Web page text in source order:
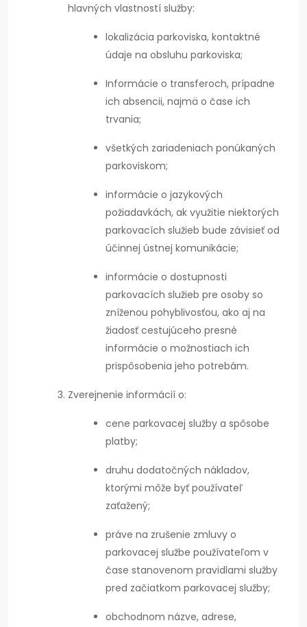
hlavných vlastností služby:
lokalizácia parkoviska, kontaktné
údaje na obsluhu parkoviska;
Informácie o transferoch, prípadne
ich absencii, najmä o čase ich
trvania;
všetkých zariadeniach ponúkaných
parkoviskom;
informácie o jazykových
požiadavkách, ak využitie niektorých
parkovacích služieb bude závisieť od
účinnej ústnej komunikácie;
informácie o dostupnosti
parkovacích služieb pre osoby so
zníženou pohyblivosťou, ako aj na
žiadosť cestujúceho presné
informácie o možnostiach ich
prispôsobenia jeho potrebám.
Zverejnenie informácií o:
cene parkovacej služby a spôsobe
platby;
druhu dodatočných nákladov,
ktorými môže byť používateľ
zaťažený;
práve na zrušenie zmluvy o
parkovacej službe používateľom v
čase stanovenom pravidlami služby
pred začiatkom parkovacej služby;
obchodnom názve, adrese,